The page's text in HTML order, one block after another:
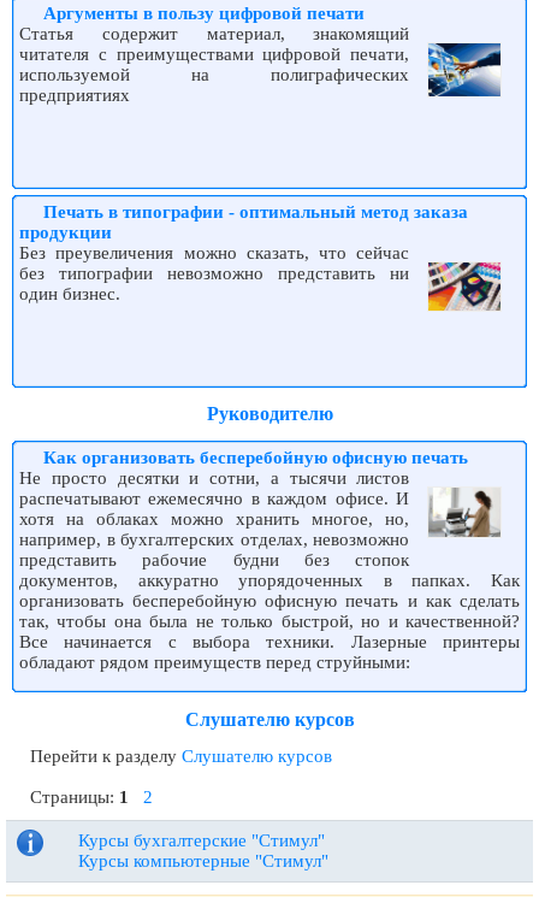
Аргументы в пользу цифровой печати
Статья содержит материал, знакомящий
читателя с преимуществами цифровой печати,
используемой на полиграфических
предприятиях
Печать в типографии - оптимальный метод заказа
продукции
Без преувеличения можно сказать, что сейчас
без типографии невозможно представить ни
один бизнес.
Руководителю
Как организовать бесперебойную офисную печать
Не просто десятки и сотни, а тысячи листов
распечатывают ежемесячно в каждом офисе. И
хотя на облаках можно хранить многое, но,
например, в бухгалтерских отделах, невозможно
представить рабочие будни без стопок
документов, аккуратно упорядоченных в папках. Как
организовать бесперебойную офисную печать и как сделать
так, чтобы она была не только быстрой, но и качественной?
Все начинается с выбора техники. Лазерные принтеры
обладают рядом преимуществ перед струйными:
Слушателю курсов
Перейти к разделу Слушателю курсов
Страницы: 1 2
Курсы бухгалтерские "Стимул"
Курсы компьютерные "Стимул"